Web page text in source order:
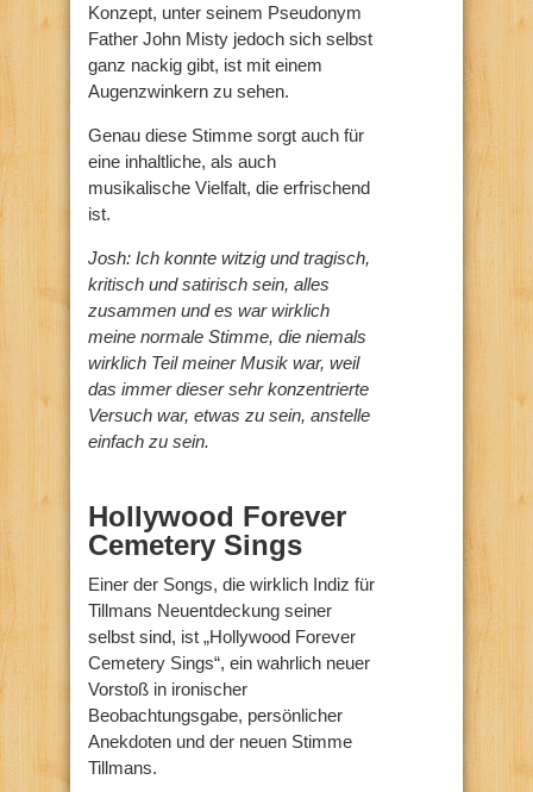
Konzept, unter seinem Pseudonym
Father John Misty jedoch sich selbst
ganz nackig gibt, ist mit einem
Augenzwinkern zu sehen.
Genau diese Stimme sorgt auch für
eine inhaltliche, als auch
musikalische Vielfalt, die erfrischend
ist.
Josh: Ich konnte witzig und tragisch,
kritisch und satirisch sein, alles
zusammen und es war wirklich
meine normale Stimme, die niemals
wirklich Teil meiner Musik war, weil
das immer dieser sehr konzentrierte
Versuch war, etwas zu sein, anstelle
einfach zu sein.
Hollywood Forever
Cemetery Sings
Einer der Songs, die wirklich Indiz für
Tillmans Neuentdeckung seiner
selbst sind, ist „Hollywood Forever
Cemetery Sings“, ein wahrlich neuer
Vorstoß in ironischer
Beobachtungsgabe, persönlicher
Anekdoten und der neuen Stimme
Tillmans.